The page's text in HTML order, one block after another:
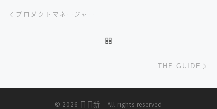
文章导航
プロダクトマネージャー
THE GUIDE
© 2026 日日新 – All rights reserved